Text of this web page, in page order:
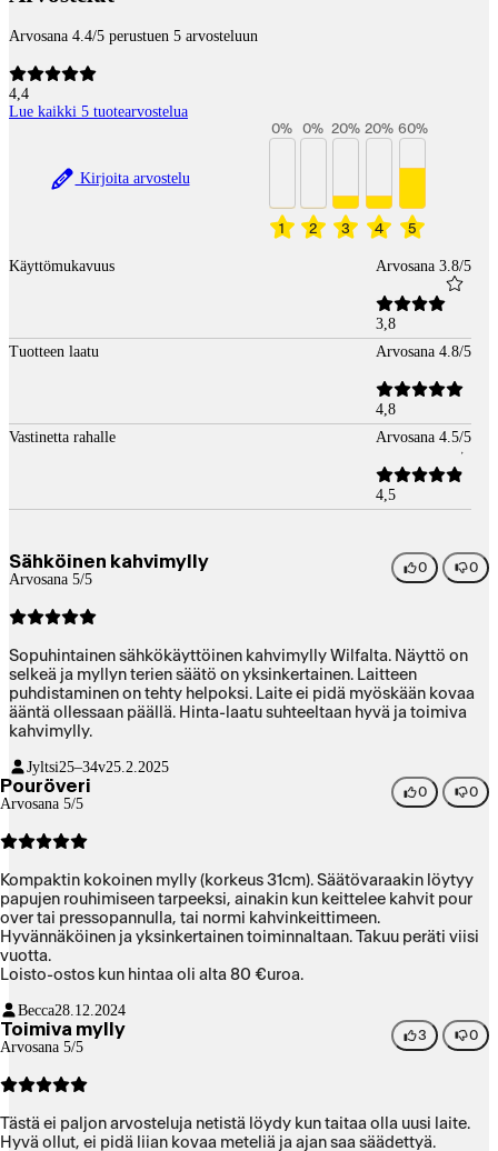
Arvosana 4.4/5 perustuen 5 arvosteluun
4,4
Lue kaikki 5 tuotearvostelua
Kirjoita arvostelu
1
0%
2
0%
3
20%
4
20%
5
60%
Käyttömukavuus Arvosana 3.8/5
3,8
Tuotteen laatu
Arvosana 4.8/5
4,8
Vastinetta rahalle
Arvosana 4.5/5
4,5
Sähköinen kahvimylly
Arvosana 5/5
0 0
Sopuhintainen sähkökäyttöinen kahvimylly Wilfalta. Näyttö on
selkeä ja myllyn terien säätö on yksinkertainen. Laitteen
puhdistaminen on tehty helpoksi. Laite ei pidä myöskään kovaa
ääntä ollessaan päällä. Hinta-laatu suhteeltaan hyvä ja toimiva
kahvimylly.
Jyltsi25–34v25.2.2025
Pouröveri
Arvosana 5/5
0 0
Kompaktin kokoinen mylly (korkeus 31cm). Säätövaraakin löytyy
papujen rouhimiseen tarpeeksi, ainakin kun keittelee kahvit pour
over tai pressopannulla, tai normi kahvinkeittimeen.
Hyvännäköinen ja yksinkertainen toiminnaltaan. Takuu peräti viisi
vuotta.
Loisto-ostos kun hintaa oli alta 80 €uroa.
Becca28.12.2024
Toimiva mylly
Arvosana 5/5
3 0
Tästä ei paljon arvosteluja netistä löydy kun taitaa olla uusi laite.
Hyvä ollut, ei pidä liian kovaa meteliä ja ajan saa säädettyä.